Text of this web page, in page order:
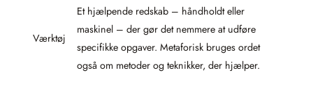
Værktøj
Et hjælpende redskab – håndholdt eller
maskinel – der gør det nemmere at udføre
specifikke opgaver. Metaforisk bruges ordet
også om metoder og teknikker, der hjælper.